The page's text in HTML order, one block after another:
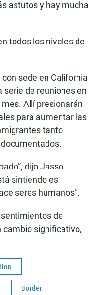
astutos y hay mucha
todos los niveles de
sede en California
serie de reuniones en
Allí presionarán
para aumentar las
tanto
dijo Jasso.
sintiendo es
seres humanos”.
de
cambio significativo,
Border